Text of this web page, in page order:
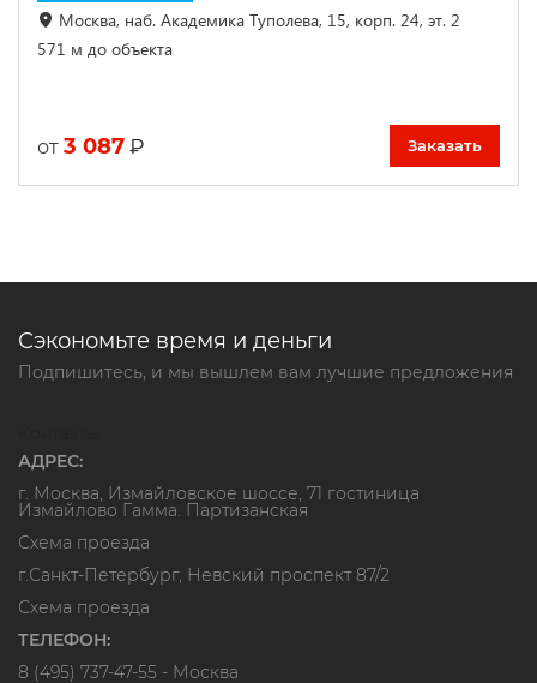
Москва, наб. Академика Туполева, 15, корп. 24, эт. 2
571 м до объекта
от 3 087 ₽ Заказать
Сэкономьте время и деньги
Подпишитесь, и мы вышлем вам лучшие предложения
АДРЕС:
г. Москва, Измайловское шоссе, 71 гостиница
Измайлово Гамма. Партизанская
Схема проезда
г.Санкт-Петербург, Невский проспект 87/2
Схема проезда
ТЕЛЕФОН:
8 (495) 737-47-55 - Москва